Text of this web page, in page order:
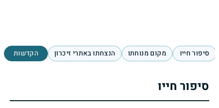
סיפור חייו מקום מנוחתו הנצחתו באתרי זיכרון הקדשות
סיפור חייו